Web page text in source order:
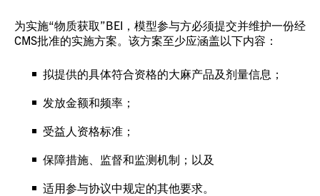
为实施“物质获取”BEI，模型参与方必须提交并维护一份经
CMS批准的实施方案。该方案至少应涵盖以下内容：
拟提供的具体符合资格的大麻产品及剂量信息；
发放金额和频率；
受益人资格标准；
保障措施、监督和监测机制；以及
适用参与协议中规定的其他要求。